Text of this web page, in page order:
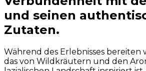
und seinen
Zutaten.
Während des Erlebnisses bereiten
das von Wildkräutern und den